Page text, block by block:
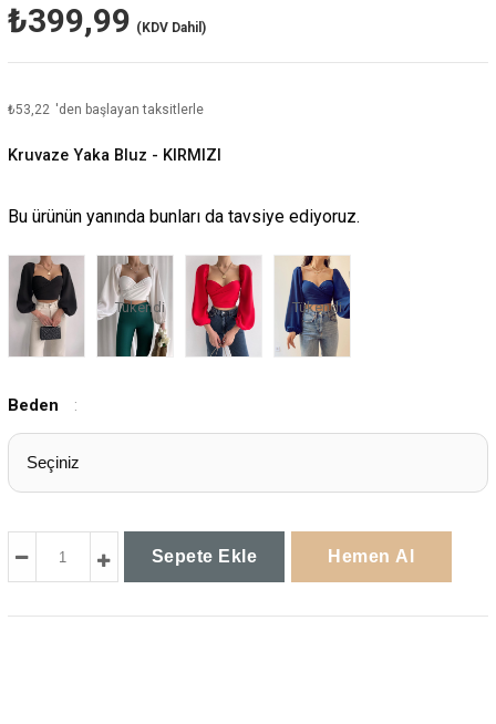
₺399,99 (KDV Dahil)
₺53,22 'den başlayan taksitlerle
Kruvaze Yaka Bluz - KIRMIZI
Bu ürünün yanında bunları da tavsiye ediyoruz.
Tükendi Tükendi
Beden :